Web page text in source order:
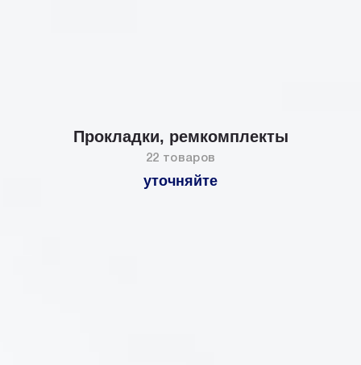
Прокладки, ремкомплекты
22 товаров
уточняйте